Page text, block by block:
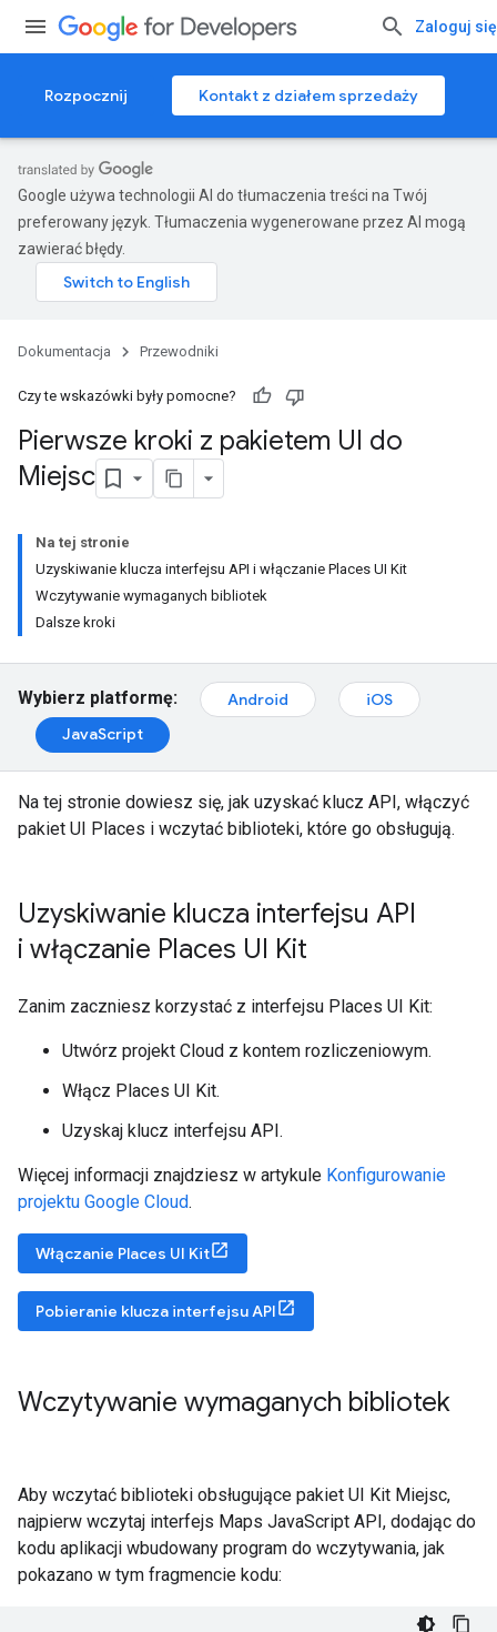
Zaloguj się
Rozpocznij Kontakt z działem sprzedaży
Google używa technologii AI do tłumaczenia treści na Twój
preferowany język. Tłumaczenia wygenerowane przez AI mogą
zawierać błędy.
Dokumentacja Przewodniki
Czy te wskazówki były pomocne?
Pierwsze kroki z pakietem UI do
Miejsc
Na tej stronie
Uzyskiwanie klucza interfejsu API i włączanie Places UI Kit
Wczytywanie wymaganych bibliotek
Dalsze kroki
Wybierz platformę: Android
iOS
JavaScript
Na tej stronie dowiesz się, jak uzyskać klucz API, włączyć
pakiet UI Places i wczytać biblioteki, które go obsługują.
Uzyskiwanie klucza interfejsu API
i włączanie Places UI Kit
Zanim zaczniesz korzystać z interfejsu Places UI Kit:
Utwórz projekt Cloud z kontem rozliczeniowym.
Włącz Places UI Kit.
Uzyskaj klucz interfejsu API.
Więcej informacji znajdziesz w artykule Konfigurowanie
projektu Google Cloud.
Włączanie Places UI Kit
Pobieranie klucza interfejsu API
Wczytywanie wymaganych bibliotek
Aby wczytać biblioteki obsługujące pakiet UI Kit Miejsc,
najpierw wczytaj interfejs Maps JavaScript API, dodając do
kodu aplikacji wbudowany program do wczytywania, jak
pokazano w tym fragmencie kodu: